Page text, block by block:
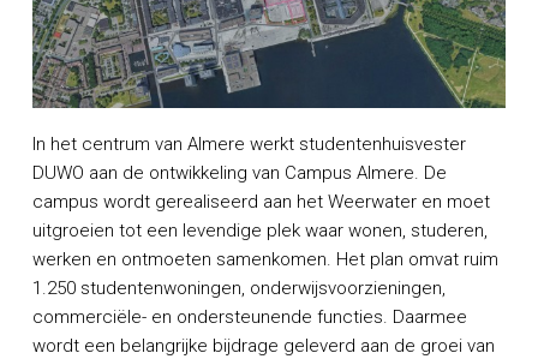
In het centrum van Almere werkt studentenhuisvester
DUWO aan de ontwikkeling van Campus Almere. De
campus wordt gerealiseerd aan het Weerwater en moet
uitgroeien tot een levendige plek waar wonen, studeren,
werken en ontmoeten samenkomen. Het plan omvat ruim
1.250 studentenwoningen, onderwijsvoorzieningen,
commerciële- en ondersteunende functies. Daarmee
wordt een belangrijke bijdrage geleverd aan de groei van